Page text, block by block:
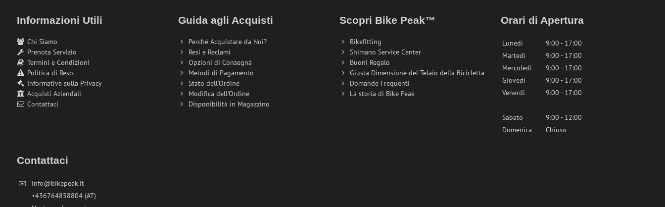
Informazioni Utili
Chi Siamo
Prenota Servizio
Termini e Condizioni
Politica di Reso
Informativa sulla Privacy
Acquisti Aziendali
Contattaci
Guida agli Acquisti
Perché Acquistare da Noi?
Resi e Reclami
Opzioni di Consegna
Metodi di Pagamento
Stato dell'Ordine
Modifica dell'Ordine
Disponibilità in Magazzino
Scopri Bike Peak™
Bikefitting
Shimano Service Center
Buoni Regalo
Giusta Dimensione del Telaio della Bicicletta
Domande Frequenti
La storia di Bike Peak
Orari di Apertura
Lunedì
9:00 - 17:00
Martedì
9:00 - 17:00
Mercoledì
9:00 - 17:00
Giovedì
9:00 - 17:00
Venerdì
9:00 - 17:00
Sabato
9:00 - 12:00
Domenica
Chiuso
Contattaci
✉️
info@bikepeak.it
+436764858804 (AT)